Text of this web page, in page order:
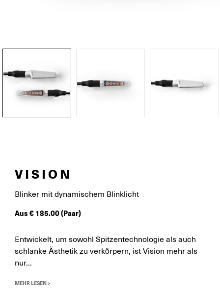
VISION
Blinker mit dynamischem Blinklicht
Aus€ 185.00(Paar)
Entwickelt, um sowohl Spitzentechnologie als auch
schlanke Ästhetik zu verkörpern, ist Vision mehr als
nur...
MEHR LESEN >